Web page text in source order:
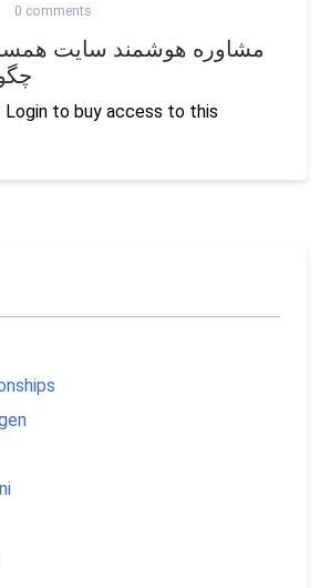
0 comments
مشاوره هوشمند سایت
Login to buy access to this